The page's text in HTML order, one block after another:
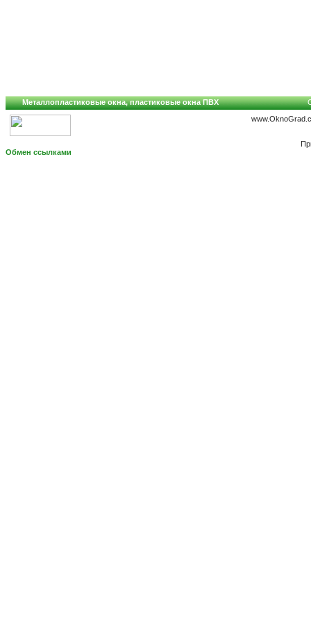
Металлопластиковые окна, пластиковые окна ПВХ
Обмен ссылками